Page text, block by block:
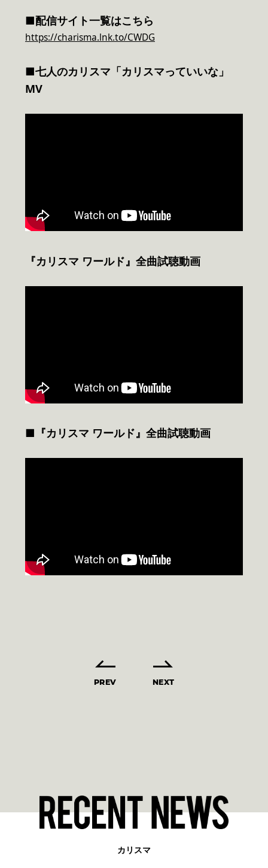
■配信サイト一覧はこちら
https://charisma.lnk.to/CWDG
■七人のカリスマ「カリスマっていいな」
MV
『カリスマ ワールド』全曲試聴動画
■『カリスマ ワールド』全曲試聴動画
PREV NEXT
カリスマ